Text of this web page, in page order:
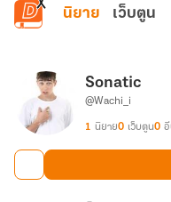
ข้ามไปยังเนื้อหาหลัก
นิยาย เว็บตูน
Sonatic
@Wachi_i
1 นิยาย0 เว็บตูน0